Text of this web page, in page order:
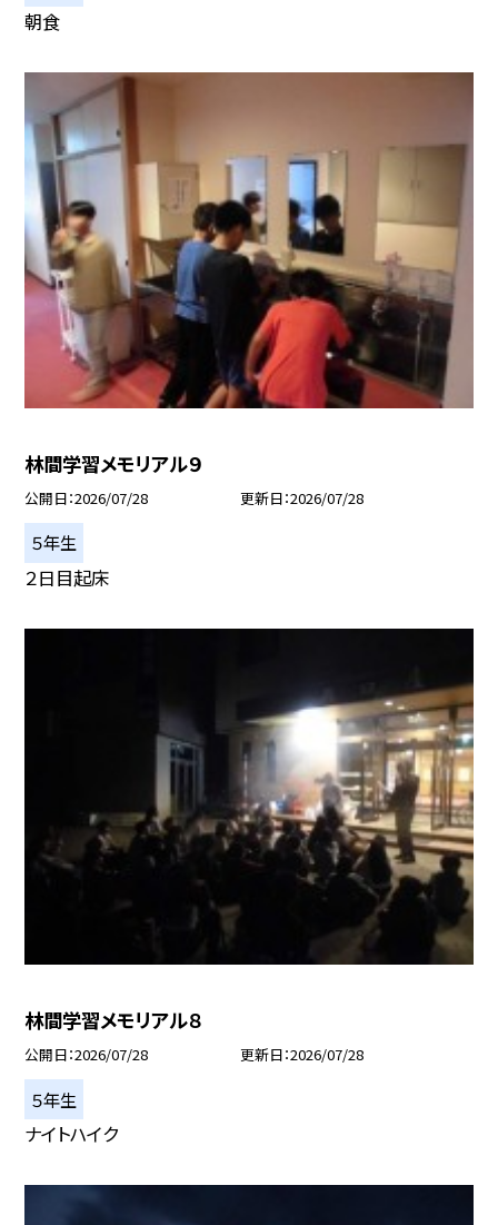
朝食
林間学習メモリアル９
公開日 2026/07/28 更新日 2026/07/28
５年生
２日目起床
林間学習メモリアル８
公開日 2026/07/28 更新日 2026/07/28
５年生
ナイトハイク